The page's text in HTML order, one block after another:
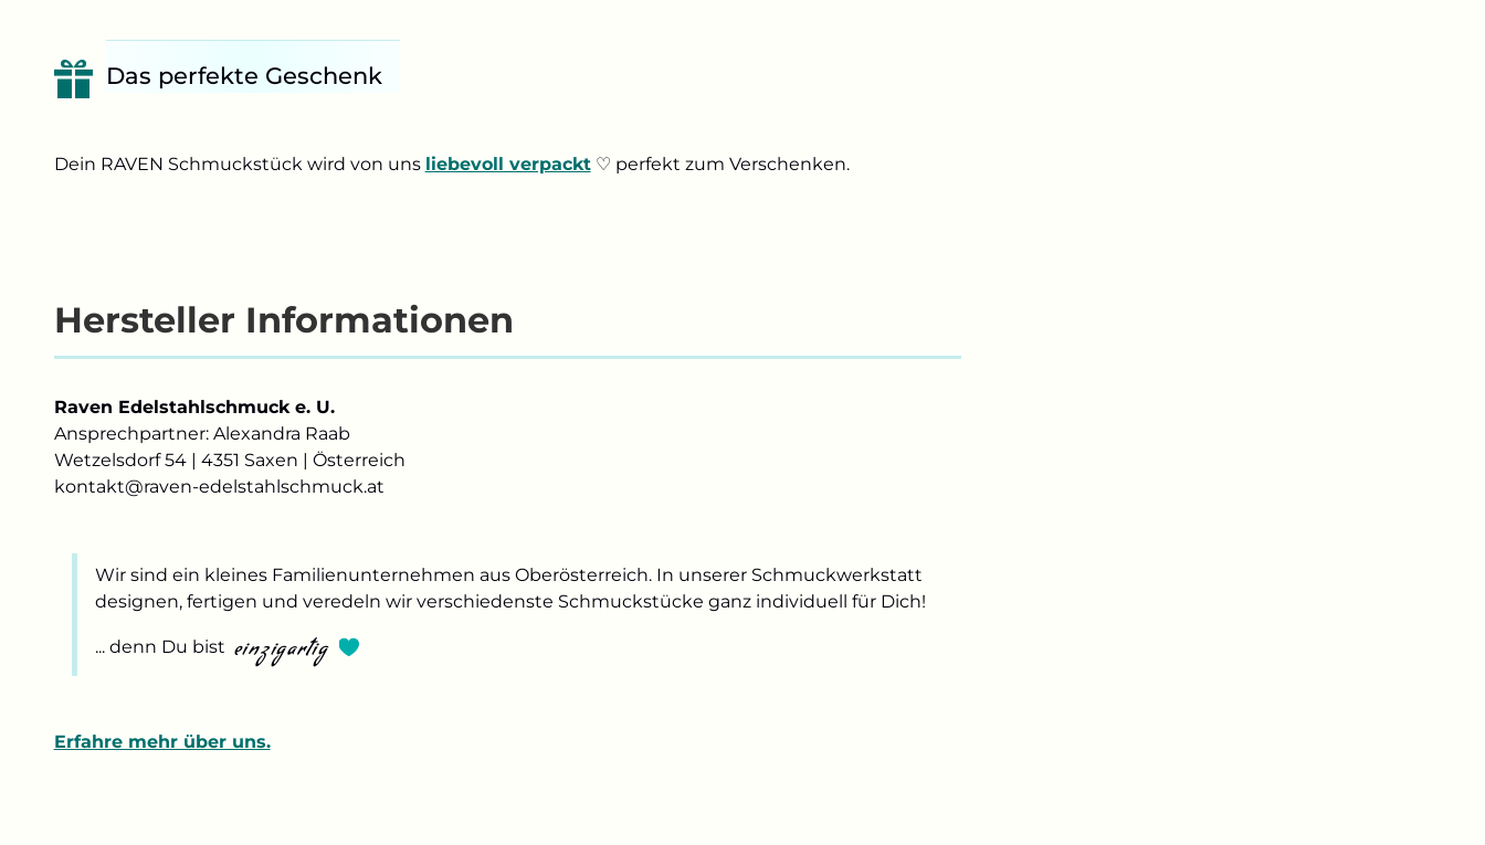
Das perfekte Geschenk
Dein RAVEN Schmuckstück wird von uns liebevoll verpackt♡ perfekt zum Verschenken.
Hersteller Informationen
Raven Edelstahlschmuck e. U.
Ansprechpartner: Alexandra Raab
Wetzelsdorf 54 | 4351 Saxen | Österreich
kontakt@raven-edelstahlschmuck.at
Wir sind ein kleines Familienunternehmen aus Oberösterreich. In unserer Schmuckwerkstatt
designen, fertigen und veredeln wir verschiedenste Schmuckstücke ganz individuell für Dich!
... denn Du bist einzigartig
Erfahre mehr über uns.